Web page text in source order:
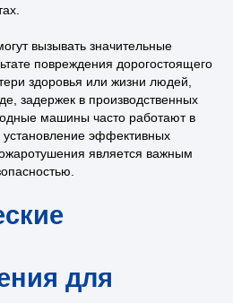
вызывать значительные
повреждения дорогостоящего
здоровья или жизни людей,
задержек в производственных
машины часто работают в
установление эффективных
является важным